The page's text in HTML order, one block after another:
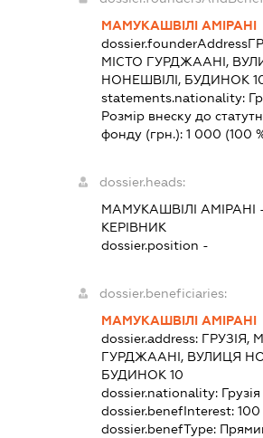
МАМУКАШВІЛІ АМІРАНІ
dossier.founderAddress
МІСТО ГУРДЖААНІ,
НОНЕШВІЛІ, БУДИНОК
statements.nationality:
Розмір внеску до
фонду (грн.): 1 000 (100
dossier.heads:
МАМУКАШВІЛІ АМІРАНІ
КЕРІВНИК
dossier.position -
dossier.beneficiaries:
МАМУКАШВІЛІ АМІРАНІ
dossier.address: ГРУЗІЯ,
ГУРДЖААНІ, ВУЛИЦЯ
БУДИНОК 10
dossier.nationality: Грузія
dossier.benefInterest: 100
dossier.benefType: